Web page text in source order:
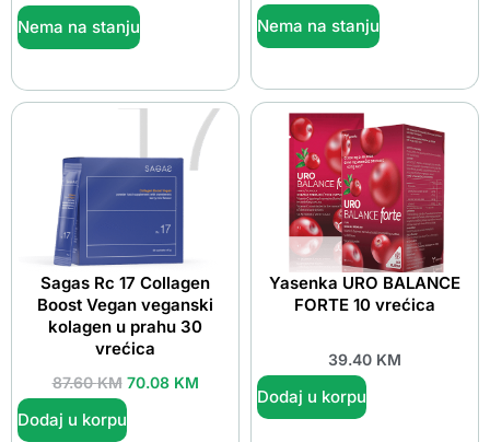
Nema na stanju Nema na stanju
Sagas Rc 17 Collagen
Boost Vegan veganski
kolagen u prahu 30
vrećica
87.60KM 70.08 KM
Dodaj u korpu
Yasenka URO BALANCE
FORTE 10 vrećica
39.40 KM
Dodaj u korpu